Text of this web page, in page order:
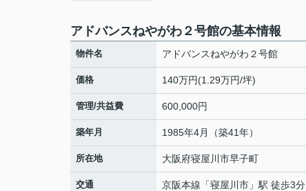
アドバンスねやがわ２号館の基本情報
物件名 アドバンスねやがわ２号館
価格 140万円(1.29万円/坪)
管理/共益費 600,000円
築年月 1985年4月（築41年）
所在地 大阪府寝屋川市早子町
交通 京阪本線 「寝屋川市 」駅 徒歩3分